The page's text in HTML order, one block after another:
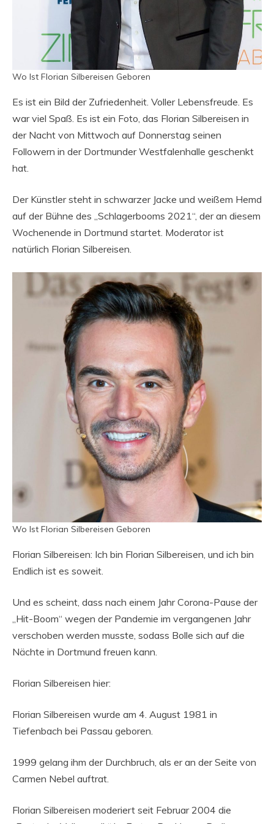
Wo Ist Florian Silbereisen Geboren
Es ist ein Bild der Zufriedenheit. Voller Lebensfreude. Es
war viel Spaß. Es ist ein Foto, das Florian Silbereisen in
der Nacht von Mittwoch auf Donnerstag seinen
Followern in der Dortmunder Westfalenhalle geschenkt
hat.
Der Künstler steht in schwarzer Jacke und weißem Hemd
auf der Bühne des „Schlagerbooms 2021“, der an diesem
Wochenende in Dortmund startet. Moderator ist
natürlich Florian Silbereisen.
Wo Ist Florian Silbereisen Geboren
Florian Silbereisen: Ich bin Florian Silbereisen, und ich bin
Endlich ist es soweit.
Und es scheint, dass nach einem Jahr Corona-Pause der
„Hit-Boom“ wegen der Pandemie im vergangenen Jahr
verschoben werden musste, sodass Bolle sich auf die
Nächte in Dortmund freuen kann.
Florian Silbereisen hier:
Florian Silbereisen wurde am 4. August 1981 in
Tiefenbach bei Passau geboren.
1999 gelang ihm der Durchbruch, als er an der Seite von
Carmen Nebel auftrat.
Florian Silbereisen moderiert seit Februar 2004 die